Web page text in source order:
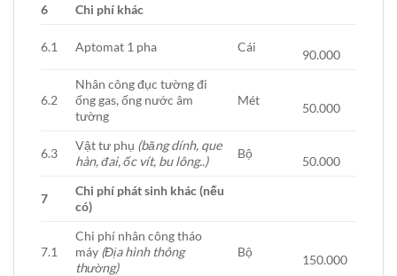
6
Chi phí khác
6.1 Aptomat 1 pha Cái
90.000
6.2
Nhân công đục tường đi
ống gas, ống nước âm
tường
Mét
50.000
6.3
Vật tư phụ (băng dính, que
hàn, đai, ốc vít, bu lông..)
Bộ
50.000
7
Chi phí phát sinh khác (nếu
có)
7.1
Chi phí nhân công tháo
máy (Địa hình thông
thường)
Bộ
150.000